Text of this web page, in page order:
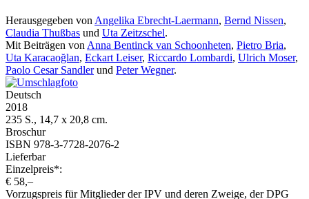
Herausgegeben von Angelika Ebrecht-Laermann, Bernd Nissen,
Claudia Thußbas und Uta Zeitzschel.
Mit Beiträgen von Anna Bentinck van Schoonheten, Pietro Bria,
Uta Karacaoğlan, Eckart Leiser, Riccardo Lombardi, Ulrich Moser,
Paolo Cesar Sandlerund Peter Wegner.
Deutsch
2018
235 S., 14,7 x 20,8 cm.
Broschur
ISBN 978-3-7728-2076-2
Lieferbar
Einzelpreis*:
€ 58,–
Vorzugspreis für Mitglieder der IPV und deren Zweige, der DPG